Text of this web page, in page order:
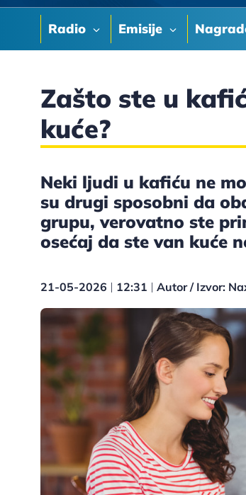
Radio Emisije
Zašto ste u
kuće?
Neki ljudi u kafiću ne
su drugi sposobni da
grupu, verovatno ste
osećaj da ste van kuće
21-05-2026 12:31 Autor / Izvor: